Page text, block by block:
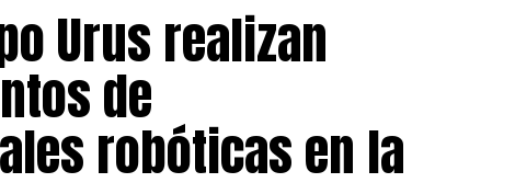
Urus realizan
de
robóticas en la